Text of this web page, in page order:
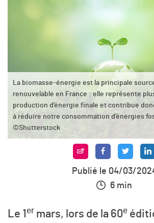
La biomasse-énergie est la principale
renouvelable en France : elle représente
production d’énergie finale et contribue
à réduire notre consommation d’énergies
©Shutterstock
Publié le 04/03/
6 min
Le 1 er mars, lors de la 60e